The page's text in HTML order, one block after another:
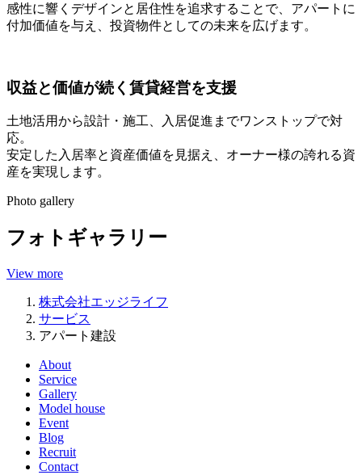
感性に響くデザインと居住性を追求することで、アパートに
付加価値を与え、投資物件としての未来を広げます。
収益と価値が続く賃貸経営を⽀援
⼟地活⽤から設計・施⼯、⼊居促進までワンストップで対
応。
安定した⼊居率と資産価値を⾒据え、オーナー様の誇れる資
産を実現します。
Photo gallery
フォトギャラリー
View more
株式会社エッジライフ
サービス
アパート建設
About
Service
Gallery
Model house
Event
Blog
Recruit
Contact